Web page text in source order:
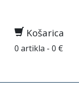
Košarica
0 artikla - 0 €